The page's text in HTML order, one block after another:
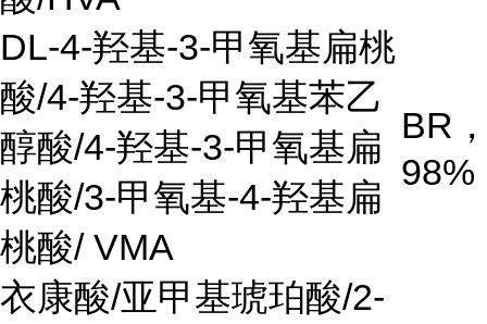
DL-4-羟基-3-甲氧基扁桃
酸/4-羟基-3-甲氧基苯乙
醇酸/4-羟基-3-甲氧基扁
桃酸/3-甲氧基-4-羟基扁
桃酸/ VMA
BR
98%
衣康酸/亚甲基琥珀酸/2-